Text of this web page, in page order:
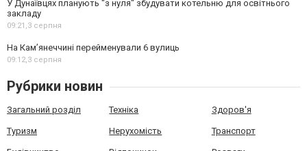
У Дунаївцях планують "з нуля" збудувати котельню для освітнього
закладу
09:21,3 серпня
На Камʼянеччині перейменували 6 вулиць
09:12,3 серпня
Рубрики новин
Загальний розділ Техніка Здоров'я
Туризм Нерухомість Транспорт